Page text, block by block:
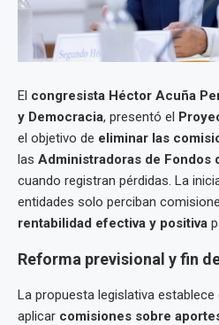
El congresista Héctor Acuña
y Democracia, presentó el
el objetivo de eliminar las
las Administradoras de Fondos
cuando registran pérdidas. La
entidades solo perciban
rentabilidad efectiva y positiva
Reforma previsional y fin
La propuesta legislativa establece
aplicar comisiones sobre